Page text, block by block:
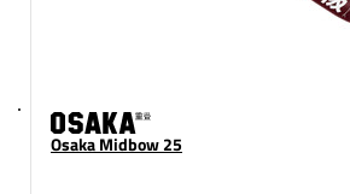
Osaka Midbow 25